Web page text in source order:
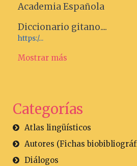
Academia Española
Diccionario gitano....
https:/...
Mostrar más
Categorías
Atlas lingüísticos
Autores (Fichas
Diálogos